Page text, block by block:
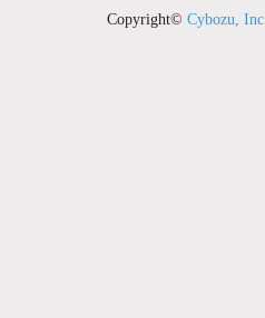
Copyright© Cybozu, Inc.